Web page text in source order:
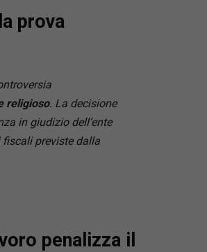
prova
religioso. La decisione
in giudizio dell’ente
previste dalla
penalizza il